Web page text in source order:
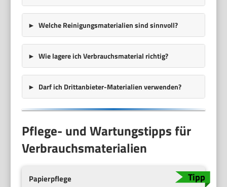
Welche Reinigungsmaterialien sind sinnvoll?
Wie lagere ich Verbrauchsmaterial richtig?
Darf ich Drittanbieter-Materialien verwenden?
Pflege- und Wartungstipps für
Verbrauchsmaterialien
Papierpflege